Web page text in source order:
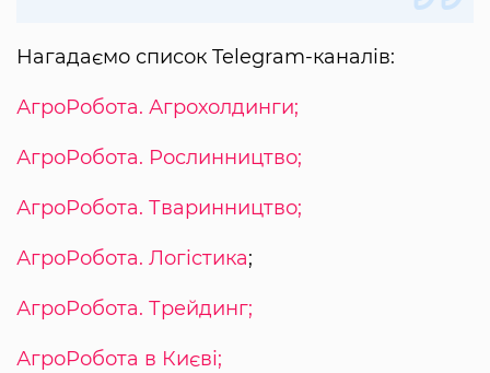
Нагадаємо список Telegram-каналів:
АгроРобота. Агрохолдинги;
АгроРобота. Рослинництво;
АгроРобота. Тваринництво;
АгроРобота. Логістика;
АгроРобота. Трейдинг;
АгроРобота в Києві;